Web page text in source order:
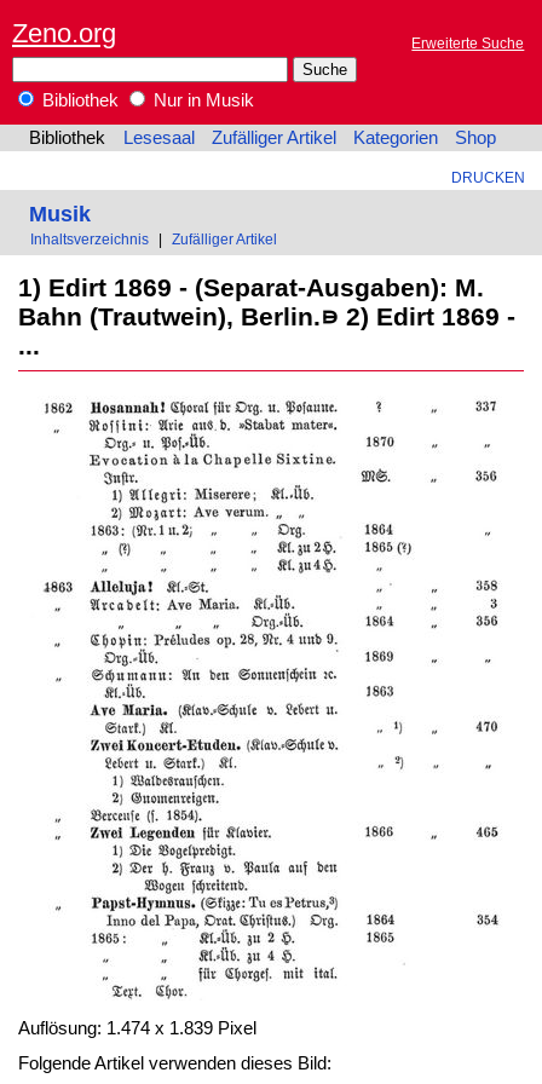
Zeno.org Erweiterte Suche
Bibliothek
Nur in Musik
Bibliothek
Lesesaal Zufälliger Artikel Kategorien Shop
DRUCKEN
Musik
Inhaltsverzeichnis Zufälliger Artikel
1) Edirt 1869 - (Separat-Ausgaben): M.
Bahn (Trautwein), Berlin.⋼ 2) Edirt 1869 -
...
Auflösung: 1.474 x 1.839 Pixel
Folgende Artikel verwenden dieses Bild: